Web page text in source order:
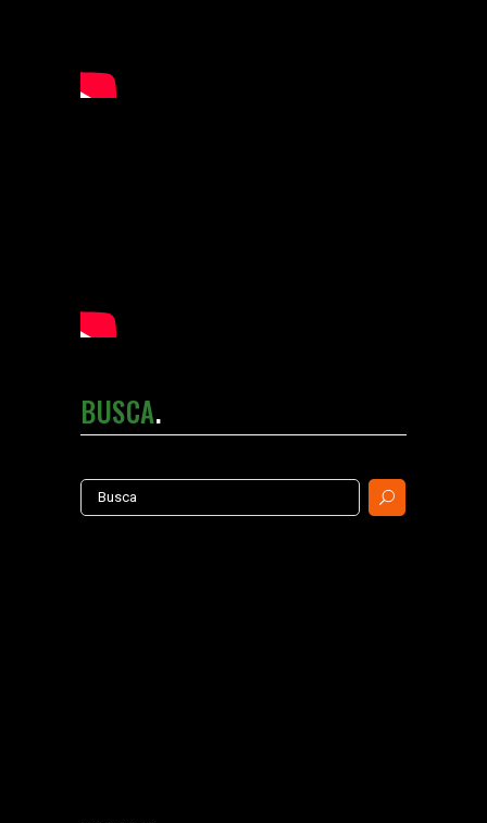
BUSCA
Search
for: